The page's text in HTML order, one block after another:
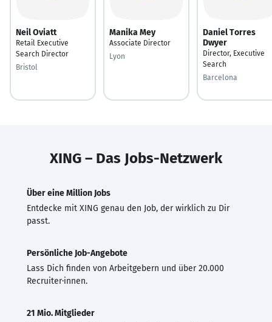
Neil Oviatt
Retail Executive
Search Director
Bristol
Manika Mey
Associate Director
Lyon
Daniel Torres
Dwyer
Director, Executive
Search
Barcelona
XING – Das Jobs-Netzwerk
Über eine Million Jobs
Entdecke mit XING genau den Job, der wirklich zu Dir
passt.
Persönliche Job-Angebote
Lass Dich finden von Arbeitgebern und über 20.000
Recruiter·innen.
21 Mio. Mitglieder